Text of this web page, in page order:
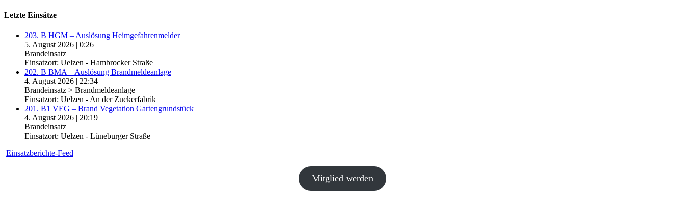
Letzte Einsätze
203. B HGM – Auslösung Heimgefahrenmelder
5. August 2026 | 0:26
Brandeinsatz
Einsatzort: Uelzen - Hambrocker Straße
202. B BMA – Auslösung Brandmeldeanlage
4. August 2026 | 22:34
Brandeinsatz > Brandmeldeanlage
Einsatzort: Uelzen - An der Zuckerfabrik
201. B1 VEG – Brand Vegetation Gartengrundstück
4. August 2026 | 20:19
Brandeinsatz
Einsatzort: Uelzen - Lüneburger Straße
Einsatzberichte-Feed
Mitglied werden